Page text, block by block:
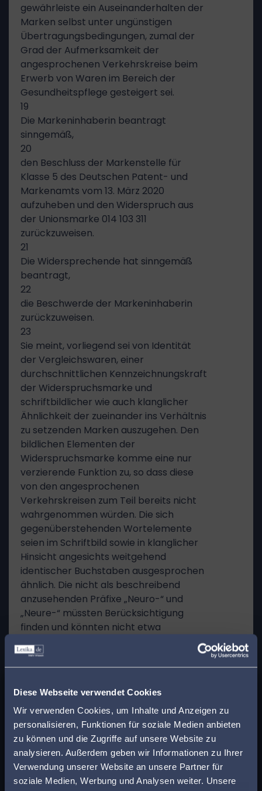
Diese Webseite verwendet Cookies
Wir verwenden Cookies, um Inhalte und Anzeigen zu
personalisieren, Funktionen für soziale Medien anbieten
zu können und die Zugriffe auf unsere Website zu
analysieren. Außerdem geben wir Informationen zu Ihrer
Verwendung unserer Website an unsere Partner für
soziale Medien, Werbung und Analysen weiter. Unsere
gewährleiste ein Auseinanderhalten der
Marken selbst unter ungünstigen
Übertragungsbedingungen, zumal der
Grad der Aufmerksamkeit der
angesprochenen Verkehrskreise beim
Erwerb von Waren im Bereich der
Gesundheitspflege gesteigert sei.
19
Die Markeninhaberin beantragt
sinngemäß,
20
den Beschluss der Markenstelle für
Klasse 5 des Deutschen Patent- und
Markenamts vom 13. März 2020
aufzuheben und den Widerspruch aus
der Unionsmarke 014 103 311
zurückzuweisen.
21
Die Widersprechende hat sinngemäß
beantragt,
22
die Beschwerde der Markeninhaberin
zurückzuweisen.
23
Sie meint, vorliegend sei von Identität
der Vergleichswaren, einer
durchschnittlichen Kennzeichnungskraft
der Widerspruchsmarke und
schriftbildlicher wie auch klanglicher
Ähnlichkeit der zueinander ins Verhältnis
zu setzenden Marken auszugehen. Den
bildlichen Elementen der
Widerspruchsmarke komme eine nur
verzierende Funktion zu, so dass diese
von den angesprochenen
Verkehrskreisen zum Teil bereits nicht
wahrgenommen würden. Die sich
gegenüberstehenden Wortelemente
seien im Schriftbild sowie in klanglicher
Hinsicht angesichts weitgehend
identischer Buchstaben ausgesprochen
ähnlich. Die nicht als beschreibend
anzusehenden Präfixe „Neuro-“ und
„Neure-“ müssten Berücksichtigung
finden und könnten nicht etwa
„abgespalten“ werden. Sie würden visuell
und klanglich zur Verwechslungsgefahr
beitragen, so dass eine Reduzierung des
Zugrundelegung der Wortendungen „-
ovan“ und „-rexan“ nicht gerechtfertigt
sei. Bei den Endungen „-van“ und „-xan“
handele es sich ebenfalls um phonetisch
sehr ähnliche Lautfolgen. Zudem seien
die zu vergleichenden Markenwörter
auch konzeptionell jedenfalls
Finden Sie den
passenden Anwalt in
Ihrer Nähe!
Geben Sie Ihre Postleitzahl ein, um beim Lesen
eines Beitrags sofort einen kompetenten